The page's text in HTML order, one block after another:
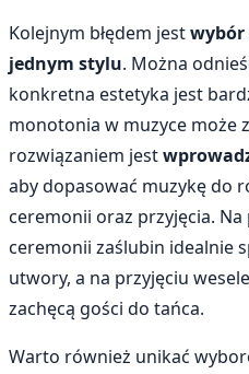
Kolejnym błędem jest
jednym stylu. Można
konkretna estetyka jest
monotonia w muzyce może
rozwiązaniem jest
aby dopasować muzykę do
ceremonii oraz przyjęcia. Na
ceremonii zaślubin idealnie
utwory, a na przyjęciu
zachęcą gości do tańca.
Warto również unikać